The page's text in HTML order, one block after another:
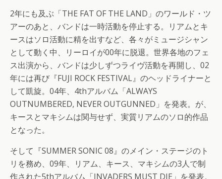
2年にも及ぶ「THE FAT OF THE LAND」のワールド・ツ
アーのあと、バンドは一時活動を停止する。リアムとキ
ースはソロ活動に精を出すなど、各々がミュージシャン
として動く中、リーロイが00年に脱退。世界各地のフェ
ス出演から、バンドは少しずつライヴ活動を再開し、02
年には再び『FUJI ROCK FESTIVAL』のヘッドライナーと
して凱旋。04年、4thアルバム「ALWAYS
OUTNUMBERED, NEVER OUTGUNNED」を発表。が、
キースとマキシムは関与せず、実質リアムのソロ的作品
となった。
そして『SUMMER SONIC 08』のメイン・ステージのト
リを務め、09年、リアム、キース、マキシムの3人で制
作された5thアルバム「INVADERS MUST DIE」を発表。